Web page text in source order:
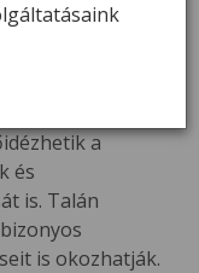
különböző
az emberi
a
és
is. Talán
is okozhatják.